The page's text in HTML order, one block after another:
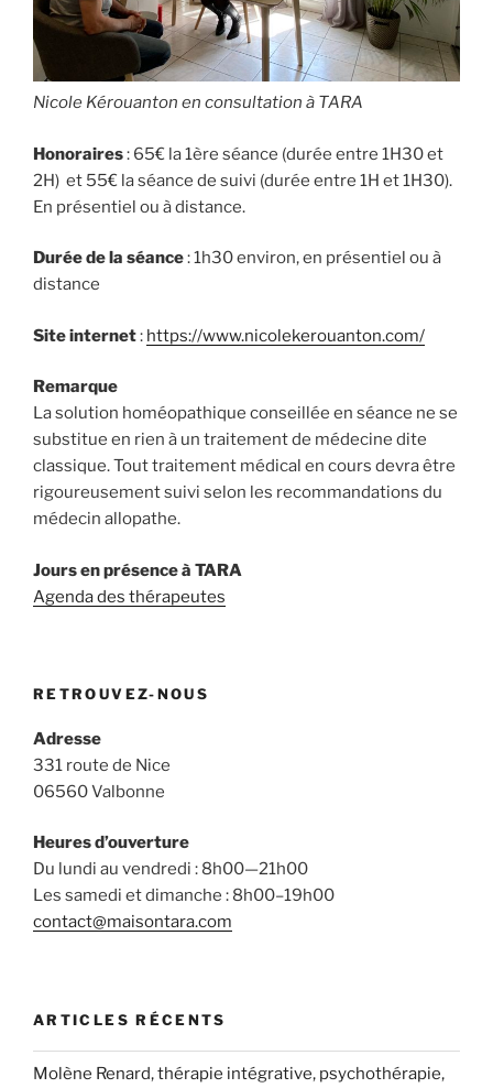
Nicole Kérouanton en consultation à TARA
Honoraires: 65€ la 1ère séance (durée entre 1H30 et
2H) et 55€ la séance de suivi (durée entre 1H et 1H30).
En présentiel ou à distance.
Durée de la séance: 1h30 environ, en présentiel ou à
distance
Site internet: https://www.nicolekerouanton.com/
Remarque
La solution homéopathique conseillée en séance ne se
substitue en rien à un traitement de médecine dite
classique. Tout traitement médical en cours devra être
rigoureusement suivi selon les recommandations du
médecin allopathe.
Jours en présence à TARA
Agenda des thérapeutes
RETROUVEZ-NOUS
Adresse
331 route de Nice
06560 Valbonne
Heures d’ouverture
Du lundi au vendredi : 8h00—21h00
Les samedi et dimanche : 8h00–19h00
contact@maisontara.com
ARTICLES RÉCENTS
Molène Renard, thérapie intégrative, psychothérapie,